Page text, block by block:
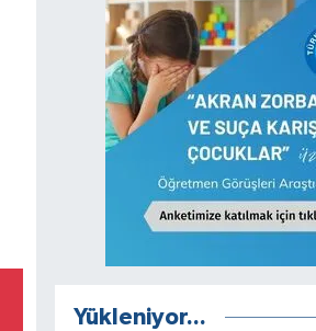
Yükleniyor...